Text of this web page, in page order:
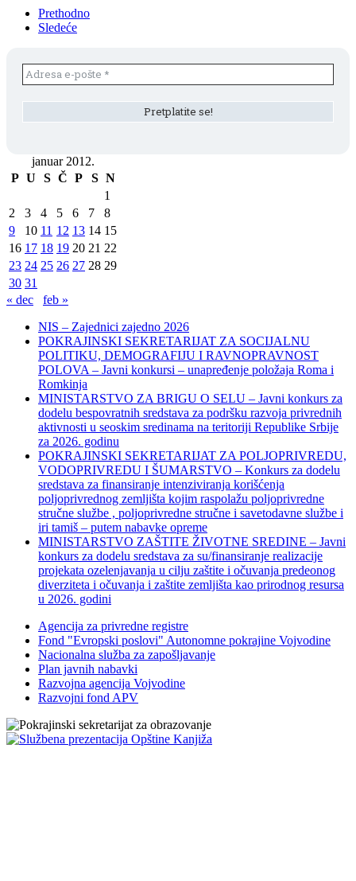
Prethodno
Sledeće
januar 2012.
P U S Č P S N
1
2
3 4 5 6 7
8
9
10 11 12 13 14 15
16 17 18 19 20 21 22
23 24 25 26 27 28 29
30 31
« dec
feb »
NIS – Zajednici zajedno 2026
POKRAJINSKI SEKRETARIJAT ZA SOCIJALNU
POLITIKU, DEMOGRAFIJU I RAVNOPRAVNOST
POLOVA – Javni konkursi – unapređenje položaja Roma i
Romkinja
MINISTARSTVO ZA BRIGU O SELU – Javni konkurs za
dodelu bespovratnih sredstava za podršku razvoja privrednih
aktivnosti u seoskim sredinama na teritoriji Republike Srbije
za 2026. godinu
POKRAJINSKI SEKRETARIJAT ZA POLJOPRIVREDU,
VODOPRIVREDU I ŠUMARSTVO – Konkurs za dodelu
sredstava za finansiranje intenziviranja korišćenja
poljoprivrednog zemljišta kojim raspolažu poljoprivredne
stručne službe , poljoprivredne stručne i savetodavne službe i
iri tamiš ‒ putem nabavke opreme
MINISTARSTVO ZAŠTITE ŽIVOTNE SREDINE – Javni
konkurs za dodelu sredstava za su/finansiranje realizacije
projekata ozelenjavanja u cilju zaštite i očuvanja predeonog
diverziteta i očuvanja i zaštite zemljišta kao prirodnog resursa
u 2026. godini
Agencija za privredne registre
Fond "Evropski poslovi" Autonomne pokrajine Vojvodine
Nacionalna služba za zapošljavanje
Plan javnih nabavki
Razvojna agencija Vojvodine
Razvojni fond APV